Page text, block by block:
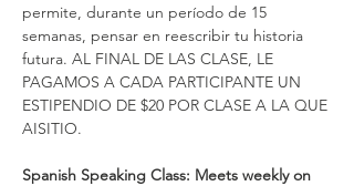
permite, durante un período de 15
semanas, pensar en reescribir tu historia
futura. AL FINAL DE LAS CLASE, LE
PAGAMOS A CADA PARTICIPANTE UN
ESTIPENDIO DE $20 POR CLASE A LA QUE
AISITIO.
Spanish Speaking Class: Meets weekly on